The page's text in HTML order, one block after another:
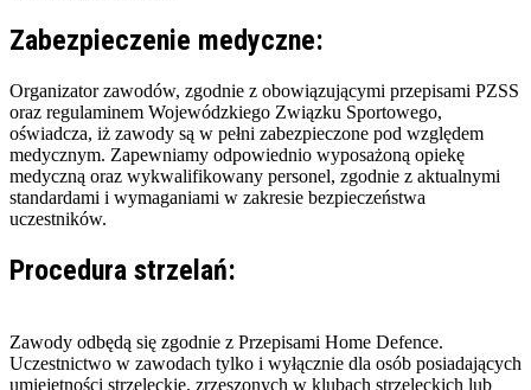
Zabezpieczenie medyczne:
Organizator zawodów, zgodnie z obowiązującymi przepisami PZSS
oraz regulaminem Wojewódzkiego Związku Sportowego,
oświadcza, iż zawody są w pełni zabezpieczone pod względem
medycznym. Zapewniamy odpowiednio wyposażoną opiekę
medyczną oraz wykwalifikowany personel, zgodnie z aktualnymi
standardami i wymaganiami w zakresie bezpieczeństwa
uczestników.
Procedura strzelań:
Zawody odbędą się zgodnie z Przepisami Home Defence.
Uczestnictwo w zawodach tylko i wyłącznie dla osób posiadających
umiejętności strzeleckie, zrzeszonych w klubach strzeleckich lub